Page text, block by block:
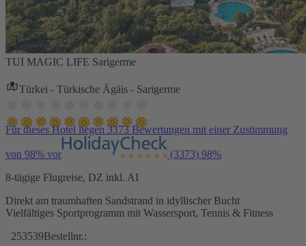
TUI MAGIC LIFE Sarigerme
Türkei - Türkische Ägäis - Sarigerme
Für dieses Hotel liegen 3373 Bewertungen mit einer Zustimmung
von 98% vor (3373) 98%
8-tägige Flugreise, DZ inkl. AI
Direkt am traumhaften Sandstrand in idyllischer Bucht
Vielfältiges Sportprogramm mit Wassersport, Tennis & Fitness
253539Bestellnr.: